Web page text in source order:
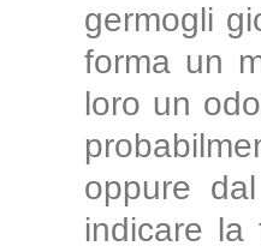
germogli
forma un
loro un
oppure
indicare la